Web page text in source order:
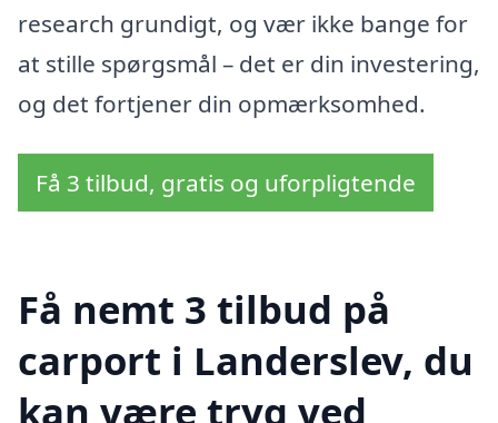
research grundigt, og vær ikke bange for
at stille spørgsmål – det er din investering,
og det fortjener din opmærksomhed.
Få 3 tilbud, gratis og uforpligtende
Få nemt 3 tilbud på
carport i Landerslev, du
kan være tryg ved